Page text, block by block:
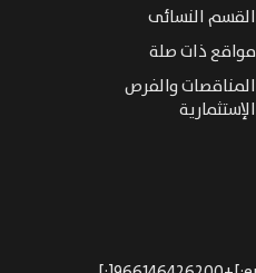
القسم النسائى
مواقع ذات صلة
المناقصات والفرص
الإستثمارية